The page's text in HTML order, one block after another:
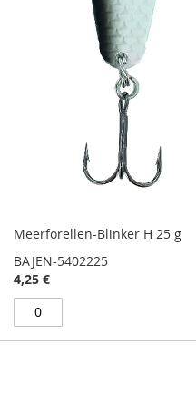
Meerforellen-Blinker H 25 g
BAJEN-5402225
4,25 €